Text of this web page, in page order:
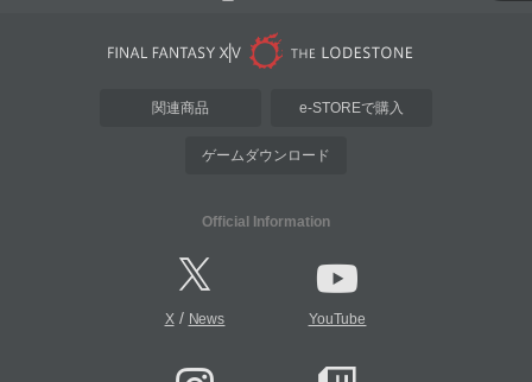
関連商品 e-STOREで購入
ゲームダウンロード
Official Information
X/ News YouTube